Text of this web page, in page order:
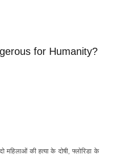
for Humanity?
की हत्या के दोषी, फ्लोरिडा के